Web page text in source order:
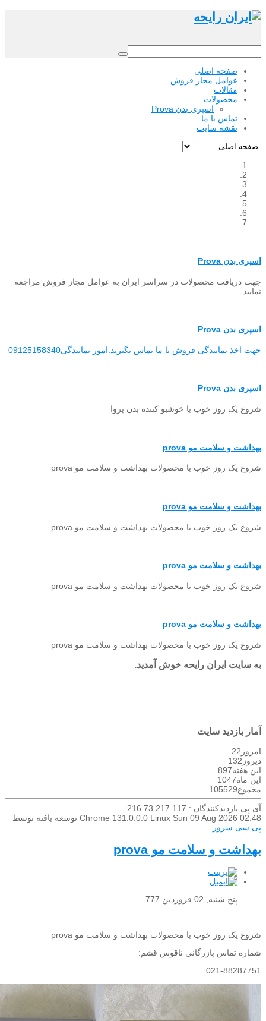
صفحه اصلی
عوامل مجاز فروش
مقالات
محصولات
اسپری بدن Prova
تماس با ما
نقشه سایت
اسپری بدن Prova
جهت دریافت محصولات در سراسر ایران به عوامل مجاز فروش مراجعه
نمایید.
اسپری بدن Prova
جهت اخذ نمایندگی فروش با ما تماس بگیرید.امور نمایندگی09125158340
اسپری بدن Prova
شروع یک روز خوب با خوشبو کننده بدن پروا
بهداشت و سلامت مو prova
شروع یک روز خوب با محصولات بهداشت و سلامت مو prova
بهداشت و سلامت مو prova
شروع یک روز خوب با محصولات بهداشت و سلامت مو prova
بهداشت و سلامت مو prova
شروع یک روز خوب با محصولات بهداشت و سلامت مو prova
بهداشت و سلامت مو prova
شروع یک روز خوب با محصولات بهداشت و سلامت مو prova
به سایت ایران رایحه خوش آمدید.
آمار بازدید سایت
امروز 22
دیروز 132
این هفته897
این ماه1047
مجموع105529
آی پی بازدیدکنندگان : 216.73.217.117
Chrome 131.0.0.0 Linux Sun 09 Aug 2026 02:48
توسعه یافته توسط
پی سی سرور
بهداشت و سلامت مو prova
پنج شنبه, 02 فروردين 777
شروع یک روز خوب با محصولات بهداشت و سلامت مو prova
شماره تماس بازرگانی ناقوس قشم:
021-88287751